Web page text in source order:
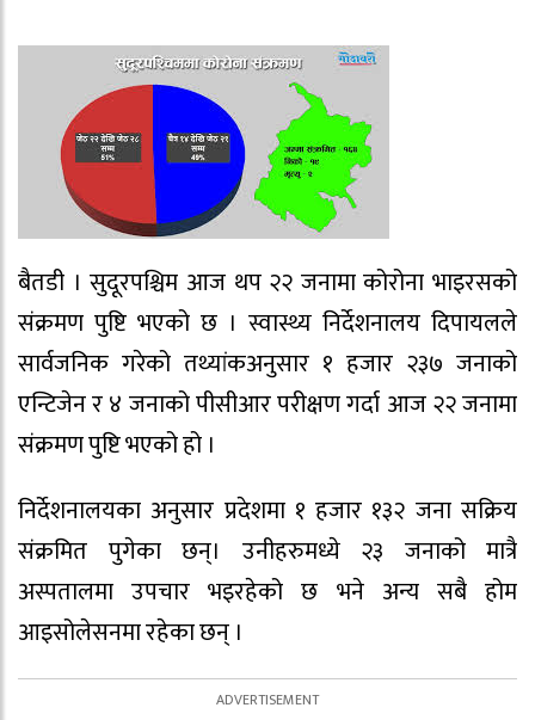
बैतडी । सुदूरपश्चिम आज थप २२ जनामा कोरोना भाइरसको
संक्रमण पुष्टि भएको छ । स्वास्थ्य निर्देशनालय दिपायलले
सार्वजनिक गरेको तथ्यांकअनुसार १ हजार २३७ जनाको
एन्टिजेन र ४ जनाको पीसीआर परीक्षण गर्दा आज २२ जनामा
संक्रमण पुष्टि भएको हो ।
निर्देशनालयका अनुसार प्रदेशमा १ हजार १३२ जना सक्रिय
संक्रमित पुगेका छन्। उनीहरुमध्ये २३ जनाको मात्रै
अस्पतालमा उपचार भइरहेको छ भने अन्य सबै होम
आइसोलेसनमा रहेका छन् ।